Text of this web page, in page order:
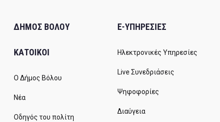
ΔΗΜΟΣ ΒΟΛΟΥ
ΚΑΤΟΙΚΟΙ
Ο Δήμος Βόλου
Νέα
Οδηγός του πολίτη
E-ΥΠΗΡΕΣΙΕΣ
Ηλεκτρονικές Υπηρεσίες
Live Συνεδριάσεις
Ψηφοφορίες
Διαύγεια